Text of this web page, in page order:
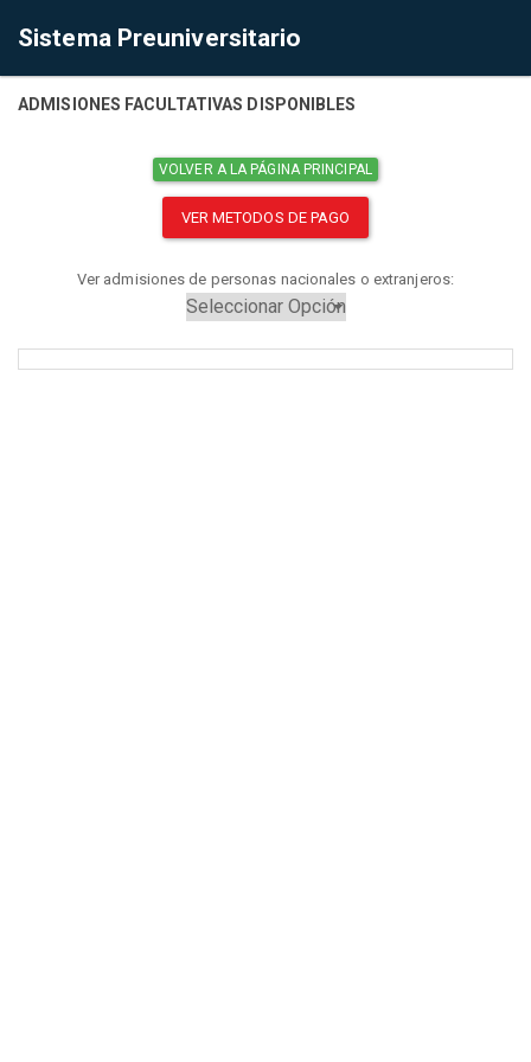
Sistema Preuniversitario
ADMISIONES FACULTATIVAS DISPONIBLES
VOLVER A LA PÁGINA PRINCIPAL
VER METODOS DE PAGO
Ver admisiones de personas nacionales o extranjeros: